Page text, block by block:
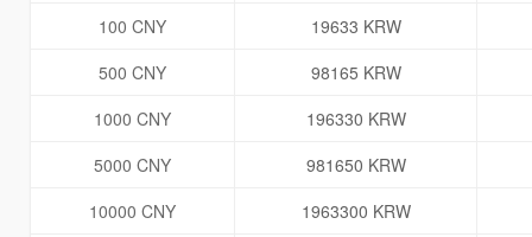
100 CNY
19633 KRW
500 CNY
98165 KRW
1000 CNY
196330 KRW
5000 CNY
981650 KRW
10000 CNY
1963300 KRW